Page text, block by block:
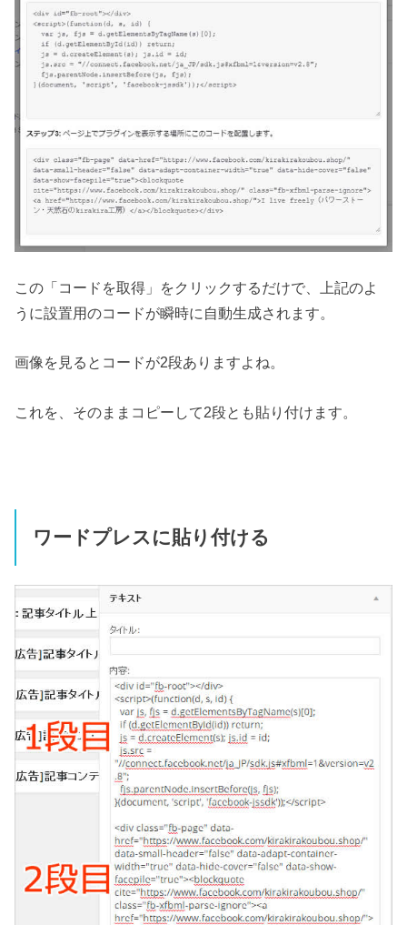
この「コードを取得」をクリックするだけで、上記のよ
うに設置用のコードが瞬時に自動生成されます。
画像を見るとコードが2段ありますよね。
これを、そのままコピーして2段とも貼り付けます。
ワードプレスに貼り付ける